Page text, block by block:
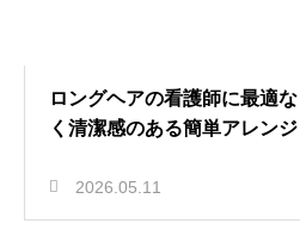
ロングヘアの看護師に最適
く清潔感のある簡単アレンジ
2026.05.11